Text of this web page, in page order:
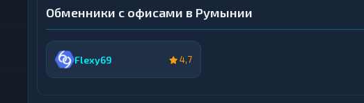
Обменники с офисами в Румынии
Flexy69 4,7